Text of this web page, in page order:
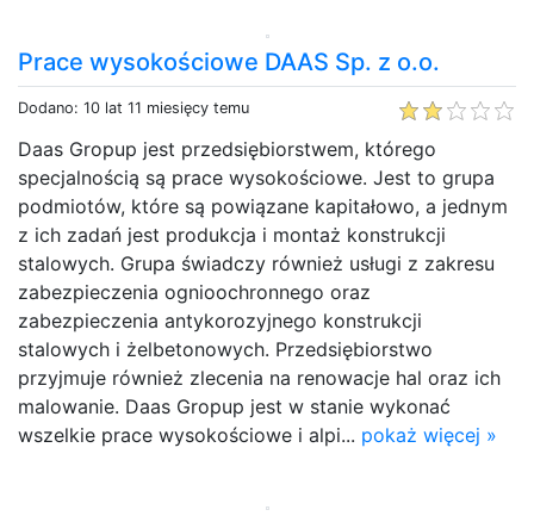
Prace wysokościowe DAAS Sp. z o.o.
Dodano: 10 lat 11 miesięcy temu
Daas Gropup jest przedsiębiorstwem, którego
specjalnością są prace wysokościowe. Jest to grupa
podmiotów, które są powiązane kapitałowo, a jednym
z ich zadań jest produkcja i montaż konstrukcji
stalowych. Grupa świadczy również usługi z zakresu
zabezpieczenia ognioochronnego oraz
zabezpieczenia antykorozyjnego konstrukcji
stalowych i żelbetonowych. Przedsiębiorstwo
przyjmuje również zlecenia na renowacje hal oraz ich
malowanie. Daas Gropup jest w stanie wykonać
wszelkie prace wysokościowe i alpi... pokaż więcej »